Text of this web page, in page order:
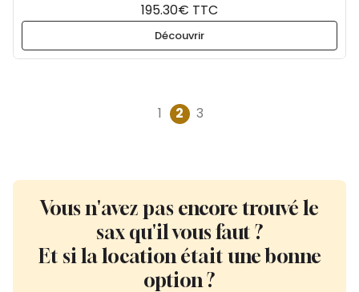
195.30€ TTC
Découvrir
1 2 3
Vous n'avez pas encore trouvé le
sax qu'il vous faut ?
Et si la location était une bonne
option ?